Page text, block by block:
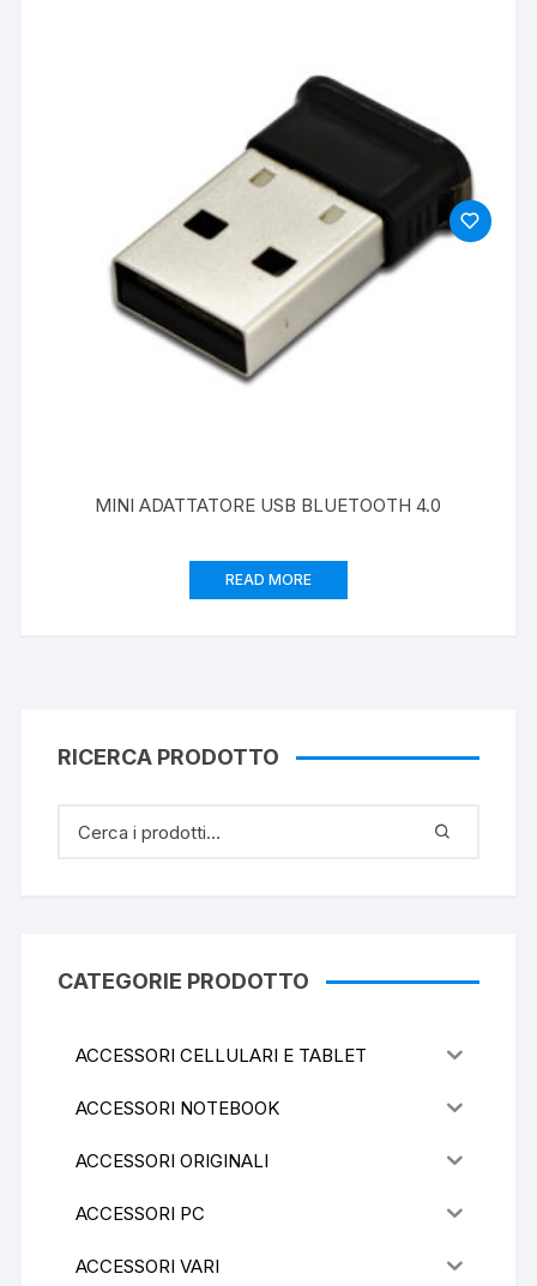
MINI ADATTATORE USB BLUETOOTH 4.0
READ MORE
RICERCA PRODOTTO
CATEGORIE PRODOTTO
ACCESSORI CELLULARI E TABLET
ACCESSORI NOTEBOOK
ACCESSORI ORIGINALI
ACCESSORI PC
ACCESSORI VARI